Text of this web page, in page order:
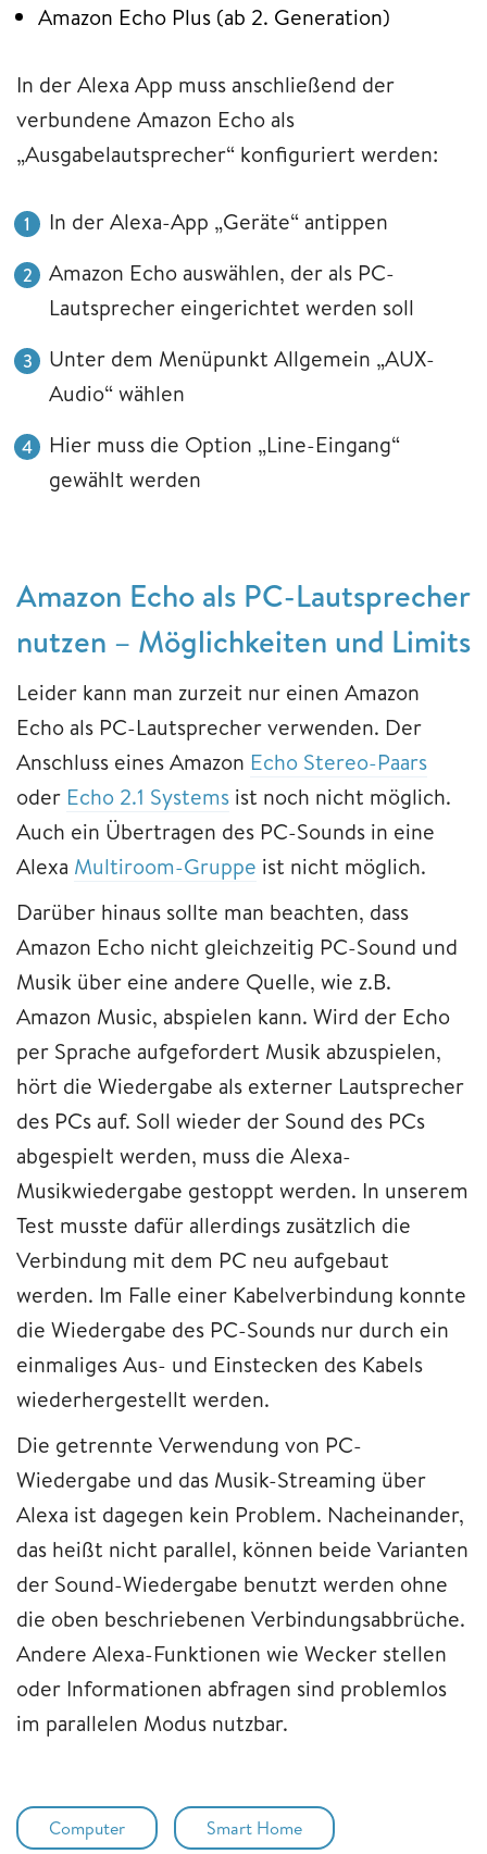
Amazon Echo Plus (ab 2. Generation)
In der Alexa App muss anschließend der
verbundene Amazon Echo als
„Ausgabelautsprecher“ konfiguriert werden:
In der Alexa-App „Geräte“ antippen
Amazon Echo auswählen, der als PC-
Lautsprecher eingerichtet werden soll
Unter dem Menüpunkt Allgemein „AUX-
Audio“ wählen
Hier muss die Option „Line-Eingang“
gewählt werden
Amazon Echo als PC-Lautsprecher
nutzen – Möglichkeiten und Limits
Leider kann man zurzeit nur einen Amazon
Echo als PC-Lautsprecher verwenden. Der
Anschluss eines Amazon Echo Stereo-Paars
oder Echo 2.1 Systems ist noch nicht möglich.
Auch ein Übertragen des PC-Sounds in eine
Alexa Multiroom-Gruppe ist nicht möglich.
Darüber hinaus sollte man beachten, dass
Amazon Echo nicht gleichzeitig PC-Sound und
Musik über eine andere Quelle, wie z.B.
Amazon Music, abspielen kann. Wird der Echo
per Sprache aufgefordert Musik abzuspielen,
hört die Wiedergabe als externer Lautsprecher
des PCs auf. Soll wieder der Sound des PCs
abgespielt werden, muss die Alexa-
Musikwiedergabe gestoppt werden. In unserem
Test musste dafür allerdings zusätzlich die
Verbindung mit dem PC neu aufgebaut
werden. Im Falle einer Kabelverbindung konnte
die Wiedergabe des PC-Sounds nur durch ein
einmaliges Aus- und Einstecken des Kabels
wiederhergestellt werden.
Die getrennte Verwendung von PC-
Wiedergabe und das Musik-Streaming über
Alexa ist dagegen kein Problem. Nacheinander,
das heißt nicht parallel, können beide Varianten
der Sound-Wiedergabe benutzt werden ohne
die oben beschriebenen Verbindungsabbrüche.
Andere Alexa-Funktionen wie Wecker stellen
oder Informationen abfragen sind problemlos
im parallelen Modus nutzbar.
Computer Smart Home